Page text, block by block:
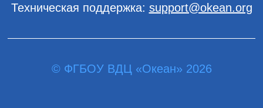
Техническая поддержка: support@okean.org
© ФГБОУ ВДЦ «Океан» 2026